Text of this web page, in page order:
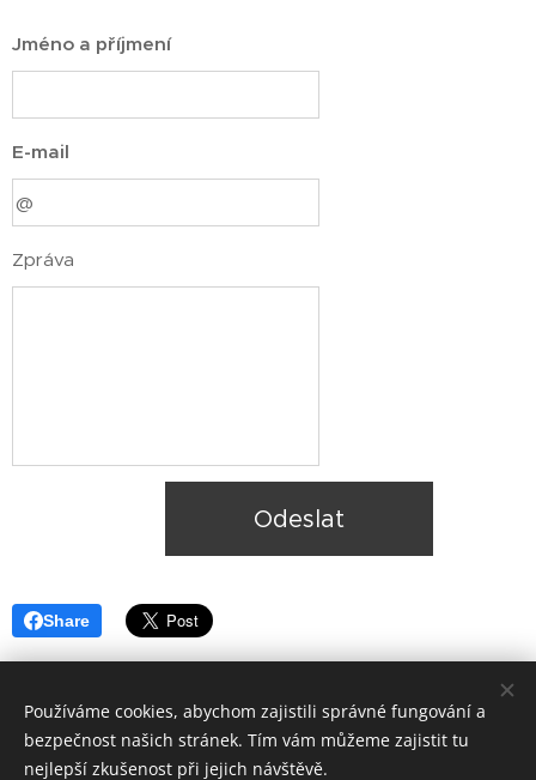
Jméno a příjmení
E-mail
Zpráva
Odeslat
Share
Používáme cookies, abychom zajistili správné fungování a
bezpečnost našich stránek. Tím vám můžeme zajistit tu
nejlepší zkušenost při jejich návštěvě.